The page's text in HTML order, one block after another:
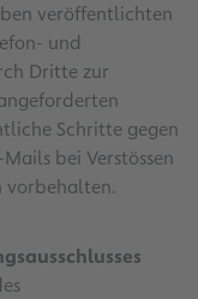
veröffentlichten
und
Dritte zur
Schritte gegen
bei Verstössen
vorbehalten.